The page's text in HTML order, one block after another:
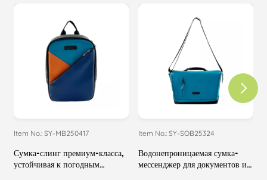
Item No.: SY-MB250417
Сумка-слинг премиум-класса,
устойчивая к погодным
Item No.: SY-SOB25324
Водонепроницаемая сумка-
мессенджер для документов и